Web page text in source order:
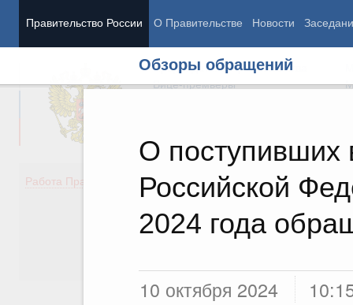
Правительство России О Правительстве Новости
Обзоры обращений
О поступивших
Российской
2024 года
10 октября 2024
Председатель Правительства
Вице-премьеры
Работа Правительства
Демография
Здоровье
Культура